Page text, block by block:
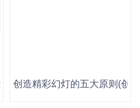
线框字！
创造精彩幻灯的五大原则(创